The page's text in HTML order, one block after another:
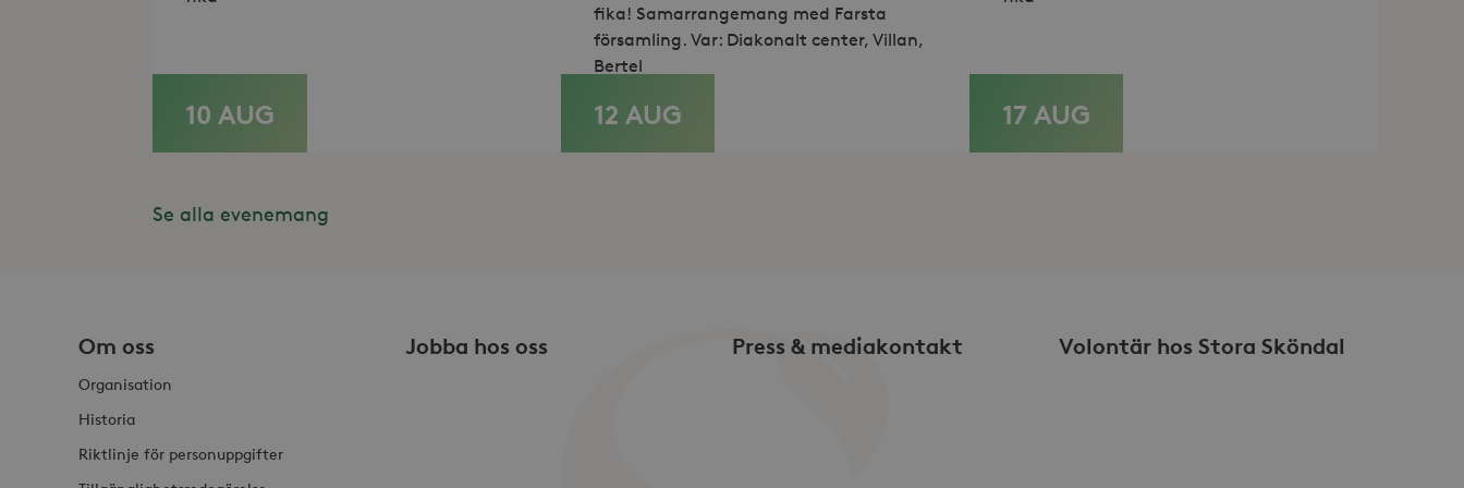
10 AUG
LÄS MER 12 AUG
fika! Samarrangemang med Farsta
församling. Var: Diakonalt center, Villan,
Bertel
LÄS MER 17 AUG
LÄS MER
Se alla evenemang
Om oss
Organisation
Historia
Riktlinje för personuppgifter
Jobba hos oss Press & mediakontakt Volontär hos Stora Sköndal
.storaskondal.se 1 år Denna cookie innehåller aktuell sessionsdata.